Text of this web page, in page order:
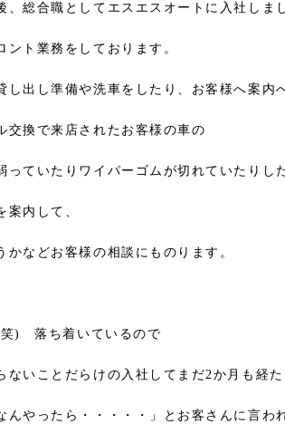
、総合職としてエスエスオートに入社しま
ント業務をしております。
し出し準備や洗車をしたり、お客様へ案内
交換で来店されたお客様の車の
っていたりワイパーゴムが切れていたりし
案内して、
かなどお客様の相談にものります。
) 落ち着いているので
ないことだらけの入社してまだ2か月も経た
んやったら・・・・・」とお客さんに言わ